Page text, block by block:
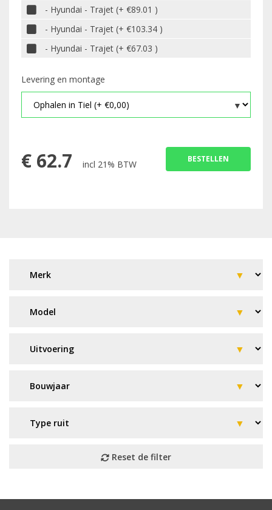
- Hyundai - Trajet (+ €89.01 )
- Hyundai - Trajet (+ €103.34 )
- Hyundai - Trajet (+ €67.03 )
Levering en montage
€ 62.7 incl 21% BTW BESTELLEN